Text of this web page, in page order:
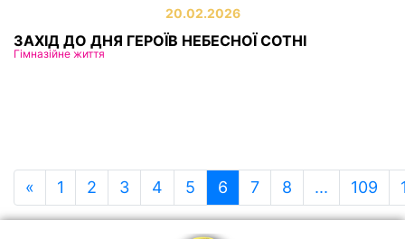
20.02.2026
ЗАХІД ДО ДНЯ ГЕРОЇВ НЕБЕСНОЇ СОТНІ
Гімназійне життя
« 1 2 3 4 5 6 7 8 ... 109